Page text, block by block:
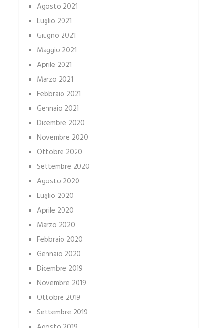
Agosto 2021
Luglio 2021
Giugno 2021
Maggio 2021
Aprile 2021
Marzo 2021
Febbraio 2021
Gennaio 2021
Dicembre 2020
Novembre 2020
Ottobre 2020
Settembre 2020
Agosto 2020
Luglio 2020
Aprile 2020
Marzo 2020
Febbraio 2020
Gennaio 2020
Dicembre 2019
Novembre 2019
Ottobre 2019
Settembre 2019